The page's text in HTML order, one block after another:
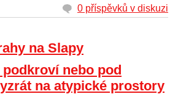
0 příspěvků v diskuzi
na Slapy
nebo pod
na atypické prostory